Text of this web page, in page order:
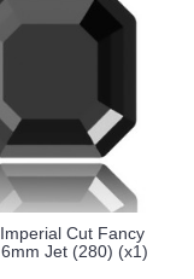
Cut Fancy
Jet (280) (x1)